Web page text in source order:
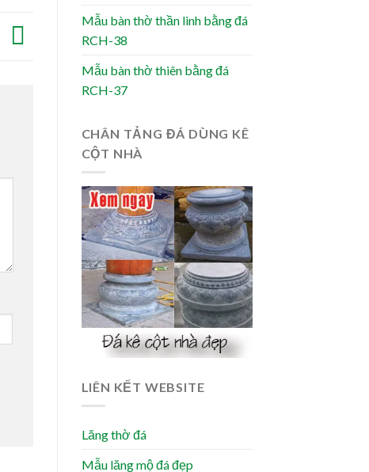
Mẫu bàn thờ thần linh bằng đá
RCH-38
Mẫu bàn thờ thiên bằng đá
RCH-37
CHÂN TẢNG ĐÁ DÙNG KÊ
CỘT NHÀ
LIÊN KẾT WEBSITE
Lăng thờ đá
Mẫu lăng mộ đá đẹp